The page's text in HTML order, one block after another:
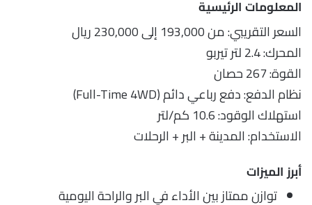
المعلومات الرئيسية
السعر التقريبي: من 193,000 إلى 230,000 ريال
المحرك: 2.4 لتر تيربو
القوة: 267 حصان
نظام الدفع: دفع رباعي دائم (Full-Time 4WD)
استهلاك الوقود: 10.6 كم/لتر
الاستخدام: المدينة + البر + الرحلات
أبرز الميزات
توازن ممتاز بين الأداء في البر والراحة اليومية